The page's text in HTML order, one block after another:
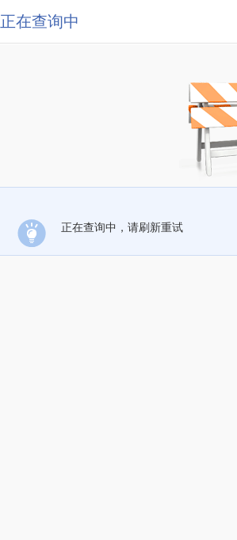
正在查询中
正在查询中，请刷新重试